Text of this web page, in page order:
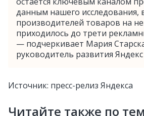
данным нашего исследования,
производителей товаров на
приходилось до трети
— подчеркивает Мария
руководитель развития
Источник: пресс-релиз Яндекса
Читайте также по